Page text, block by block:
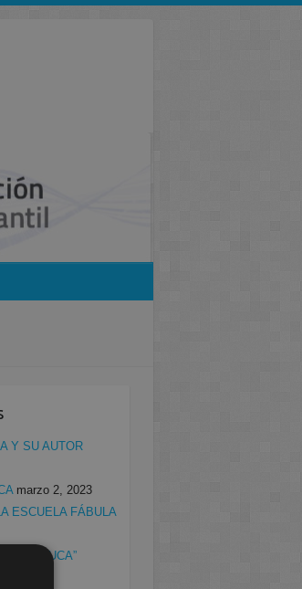
Y SU AUTOR
marzo 2, 2023
ESCUELA FÁBULA
“CUCA”